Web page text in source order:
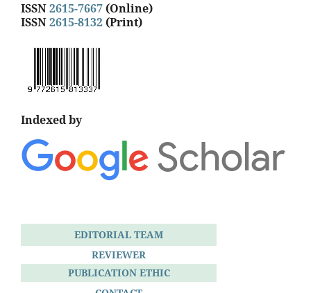
ISSN2615-7667 (Online)
ISSN2615-8132 (Print)
Indexed by
EDITORIAL TEAM
REVIEWER
PUBLICATION ETHIC